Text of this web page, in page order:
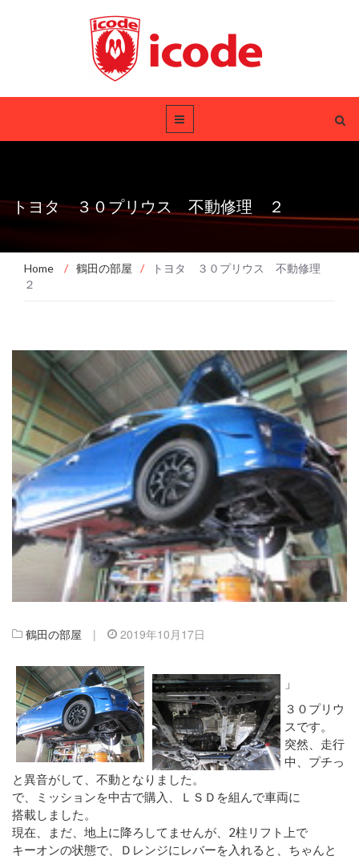
トヨタ ３０プリウス 不動修理 ２
Home / 鶴田の部屋 /
トヨタ ３０プリウス 不動修理
２
鶴田の部屋 | 2019年10月17日
」
３０プリウ
スです。
突然、走行
中、プチっ
と異音がして、不動となりました。
で、ミッションを中古で購入、ＬＳＤを組んで車両に
搭載しました。
現在、まだ、地上に降ろしてませんが、2柱リフト上で
キーオンの状態で、Ｄレンジにレバーを入れると、ちゃんと